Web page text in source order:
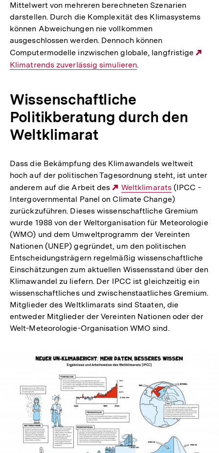
Mittelwert von mehreren berechneten Szenarien
darstellen. Durch die Komplexität des Klimasystems
können Abweichungen nie vollkommen
ausgeschlossen werden. Dennoch können
Computermodelle inzwischen globale, langfristige
Klimatrends zuverlässig simulieren.
Wissenschaftliche
Politikberatung durch den
Weltklimarat
Dass die Bekämpfung des Klimawandels weltweit
hoch auf der politischen Tagesordnung steht, ist unter
anderem auf die Arbeit des
Externer
Link:
Weltklimarats (IPCC -
Intergovernmental Panel on Climate Change)
zurückzuführen. Dieses wissenschaftliche Gremium
wurde 1988 von der Weltorganisation für Meteorologie
(WMO) und dem Umweltprogramm der Vereinten
Nationen (UNEP) gegründet, um den politischen
Entscheidungsträgern regelmäßig wissenschaftliche
Einschätzungen zum aktuellen Wissensstand über den
Klimawandel zu liefern. Der IPCC ist gleichzeitig ein
wissenschaftliches und zwischenstaatliches Gremium.
Mitglieder des Weltklimarats sind Staaten, die
entweder Mitglieder der Vereinten Nationen oder der
Welt-Meteorologie-Organisation WMO sind.